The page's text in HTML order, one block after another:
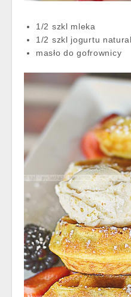
1/2 szkl mleka
1/2 szkl jogurtu
masło do gofrownicy